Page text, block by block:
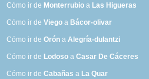
Cómo ir de Monterrubio a Las Higueras
Cómo ir deViego a Bácor-olivar
Cómo ir deOrón aAlegría-dulantzi
Cómo ir de Lodoso aCasar De Cáceres
Cómo ir deCabañas a La Quar